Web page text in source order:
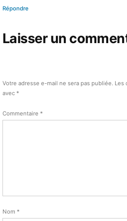
Répondre
Laisser un
Votre adresse e-mail ne sera pas publiée. Les
avec *
Commentaire *
Nom *